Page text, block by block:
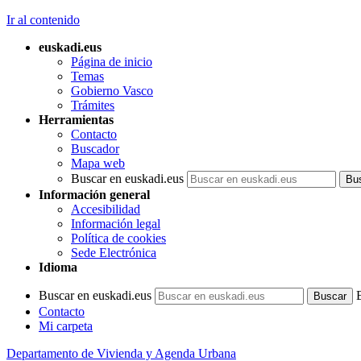
Ir al contenido
euskadi.eus
Página de inicio
Temas
Gobierno Vasco
Trámites
Herramientas
Contacto
Buscador
Mapa web
Buscar en euskadi.eus
Información general
Accesibilidad
Información legal
Política de cookies
Sede Electrónica
Idioma
Buscar en euskadi.eus
Contacto
Mi carpeta
Departamento de Vivienda y Agenda Urbana